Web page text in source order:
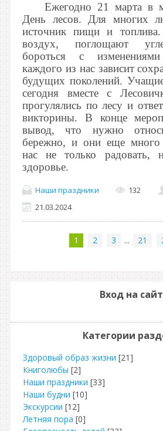
Ежегодно 21 марта в
День лесов. Для многих
источник пищи и
воздух, поглощают
бороться с
каждого из нас зависит
будущих поколений.
сегодня вместе с
прогулялись по лесу и
викторины. В конце
вывод, что нужно
бережно, и они еще много
нас не только радовать,
здоровье.
Наши праздники 132
21.03.2024
1 2 3 ... 21
Вход на сайт
Категории
Здоровый образ жизни [21]
Книголюбы [2]
Наши праздники [33]
Наши будни [10]
Экскурсии [12]
Летняя пора [0]